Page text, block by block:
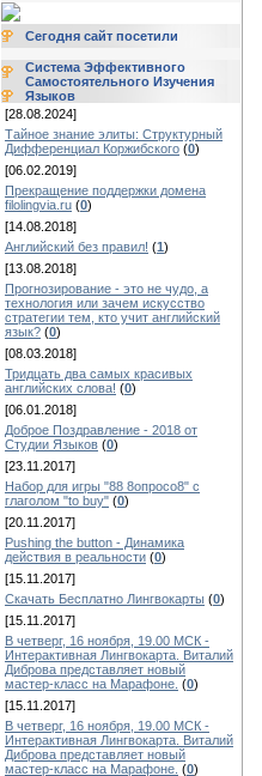
Сегодня сайт посетили
Система Эффективного
Самостоятельного Изучения
Языков
[28.08.2024]
Тайное знание элиты: Структурный
Дифференциал Коржибского (0)
[06.02.2019]
Прекращение поддержки домена
filolingvia.ru (0)
[14.08.2018]
Английский без правил! (1)
[13.08.2018]
Прогнозирование - это не чудо, а
технология или зачем искусство
стратегии тем, кто учит английский
язык? (0)
[08.03.2018]
Тридцать два самых красивых
английских слова! (0)
[06.01.2018]
Доброе Поздравление - 2018 от
Студии Языков (0)
[23.11.2017]
Набор для игры "88 8опросо8" с
глаголом "to buy" (0)
[20.11.2017]
Pushing the button - Динамика
действия в реальности (0)
[15.11.2017]
Скачать Бесплатно Лингвокарты (0)
[15.11.2017]
В четверг, 16 ноября, 19.00 МСК -
Интерактивная Лингвокарта. Виталий
Диброва представляет новый
мастер-класс на Марафоне. (0)
[15.11.2017]
В четверг, 16 ноября, 19.00 МСК -
Интерактивная Лингвокарта. Виталий
Диброва представляет новый
мастер-класс на Марафоне. (0)